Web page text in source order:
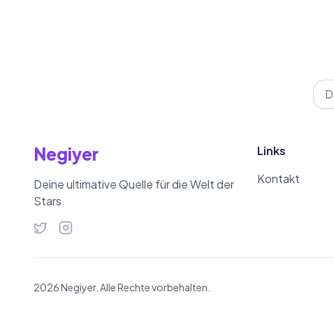
Negiyer
Deine ultimative Quelle für die Welt der
Stars
Links
Kontakt
2026 Negiyer. Alle Rechte vorbehalten.